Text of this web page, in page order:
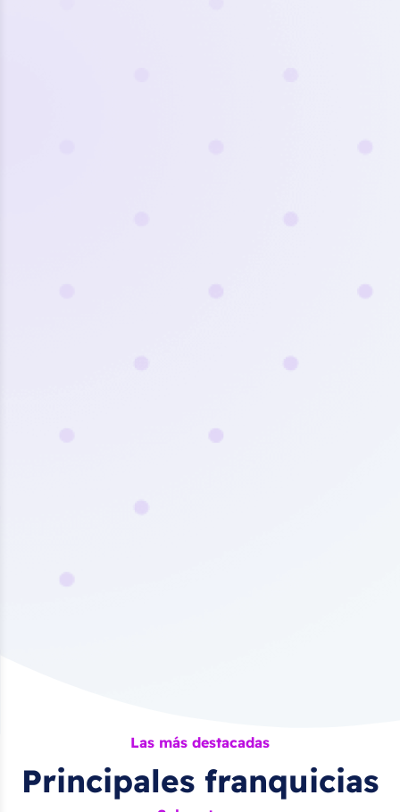
Las más destacadas
Principales franquicias